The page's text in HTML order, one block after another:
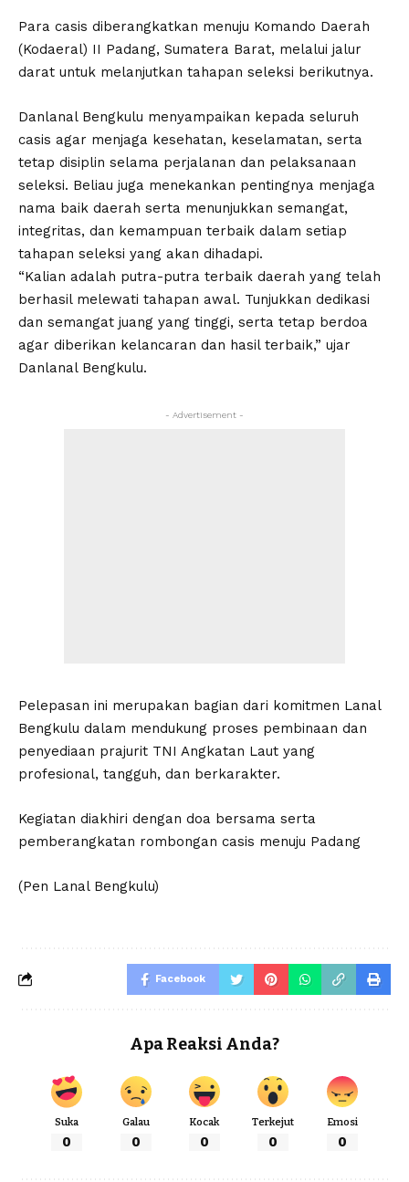
Para casis diberangkatkan menuju Komando Daerah
(Kodaeral) II Padang, Sumatera Barat, melalui jalur
darat untuk melanjutkan tahapan seleksi berikutnya.
Danlanal Bengkulu menyampaikan kepada seluruh
casis agar menjaga kesehatan, keselamatan, serta
tetap disiplin selama perjalanan dan pelaksanaan
seleksi. Beliau juga menekankan pentingnya menjaga
nama baik daerah serta menunjukkan semangat,
integritas, dan kemampuan terbaik dalam setiap
tahapan seleksi yang akan dihadapi.
“Kalian adalah putra-putra terbaik daerah yang telah
berhasil melewati tahapan awal. Tunjukkan dedikasi
dan semangat juang yang tinggi, serta tetap berdoa
agar diberikan kelancaran dan hasil terbaik,” ujar
Danlanal Bengkulu.
- Advertisement -
Pelepasan ini merupakan bagian dari komitmen Lanal
Bengkulu dalam mendukung proses pembinaan dan
penyediaan prajurit TNI Angkatan Laut yang
profesional, tangguh, dan berkarakter.
Kegiatan diakhiri dengan doa bersama serta
pemberangkatan rombongan casis menuju Padang
(Pen Lanal Bengkulu)
Facebook
Apa Reaksi Anda?
Suka
0
Galau
0
Kocak
0
Terkejut
0
Emosi
0